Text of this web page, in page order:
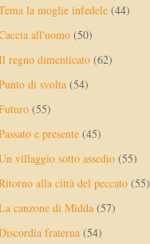
la moglie infedele (44)
all'uomo (50)
regno dimenticato (62)
di svolta (54)
(55)
e presente (45)
villaggio sotto assedio (55)
alla città del peccato (55)
canzone di Midda (57)
fraterna (54)